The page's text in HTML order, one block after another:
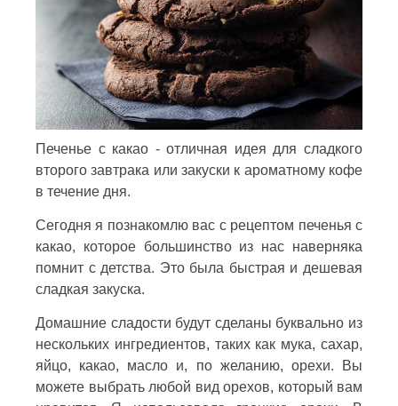
Печенье с какао - отличная идея для сладкого
второго завтрака или закуски к ароматному кофе
в течение дня.
Сегодня я познакомлю вас с рецептом печенья с
какао, которое большинство из нас наверняка
помнит с детства. Это была быстрая и дешевая
сладкая закуска.
Домашние сладости будут сделаны буквально из
нескольких ингредиентов, таких как мука, сахар,
яйцо, какао, масло и, по желанию, орехи. Вы
можете выбрать любой вид орехов, который вам